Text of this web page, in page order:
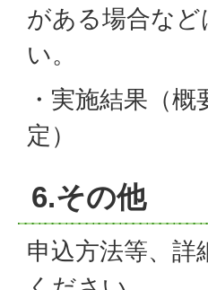
がある場合な
い。
・実施結果（
定）
6.その他
申込方法等、